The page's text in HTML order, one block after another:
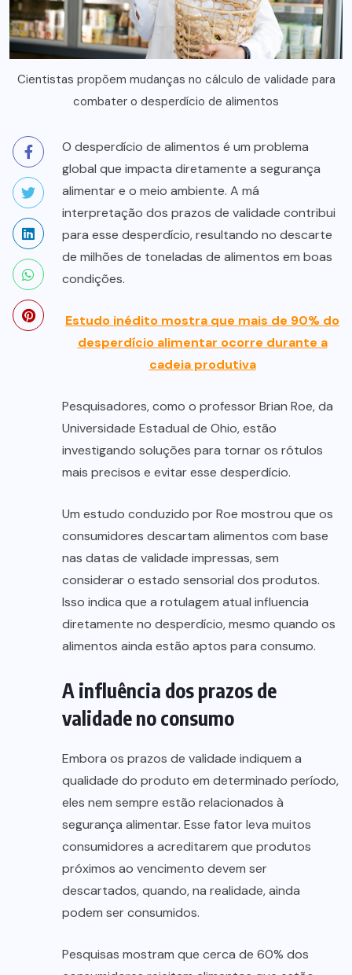
Cientistas propõem mudanças no cálculo de validade para
combater o desperdício de alimentos
O desperdício de alimentos é um problema
global que impacta diretamente a segurança
alimentar e o meio ambiente. A má
interpretação dos prazos de validade contribui
para esse desperdício, resultando no descarte
de milhões de toneladas de alimentos em boas
condições.
Estudo inédito mostra que mais de 90% do
desperdício alimentar ocorre durante a
cadeia produtiva
Pesquisadores, como o professor Brian Roe, da
Universidade Estadual de Ohio, estão
investigando soluções para tornar os rótulos
mais precisos e evitar esse desperdício.
Um estudo conduzido por Roe mostrou que os
consumidores descartam alimentos com base
nas datas de validade impressas, sem
considerar o estado sensorial dos produtos.
Isso indica que a rotulagem atual influencia
diretamente no desperdício, mesmo quando os
alimentos ainda estão aptos para consumo.
A influência dos prazos de
validade no consumo
Embora os prazos de validade indiquem a
qualidade do produto em determinado período,
eles nem sempre estão relacionados à
segurança alimentar. Esse fator leva muitos
consumidores a acreditarem que produtos
próximos ao vencimento devem ser
descartados, quando, na realidade, ainda
podem ser consumidos.
Pesquisas mostram que cerca de 60% dos